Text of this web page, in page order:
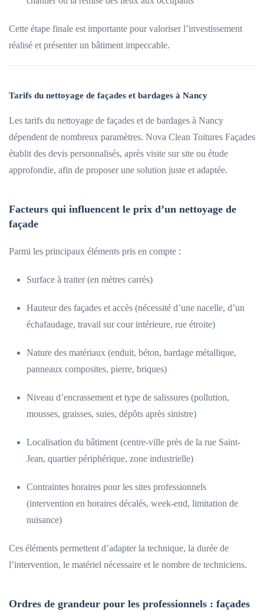
Cette étape finale est importante pour valoriser l’investissement
réalisé et présenter un bâtiment impeccable.
Tarifs du nettoyage de façades et bardages à Nancy
Les tarifs du nettoyage de façades et de bardages à Nancy
dépendent de nombreux paramètres. Nova Clean Toitures Façades
établit des devis personnalisés, après visite sur site ou étude
approfondie, afin de proposer une solution juste et adaptée.
Facteurs qui influencent le prix d’un nettoyage de
façade
Parmi les principaux éléments pris en compte :
Surface à traiter (en mètres carrés)
Hauteur des façades et accès (nécessité d’une nacelle, d’un
échafaudage, travail sur cour intérieure, rue étroite)
Nature des matériaux (enduit, béton, bardage métallique,
panneaux composites, pierre, briques)
Niveau d’encrassement et type de salissures (pollution,
mousses, graisses, suies, dépôts après sinistre)
Localisation du bâtiment (centre-ville près de la rue Saint-
Jean, quartier périphérique, zone industrielle)
Contraintes horaires pour les sites professionnels
(intervention en horaires décalés, week-end, limitation de
nuisance)
Ces éléments permettent d’adapter la technique, la durée de
l’intervention, le matériel nécessaire et le nombre de techniciens.
Ordres de grandeur pour les professionnels : façades